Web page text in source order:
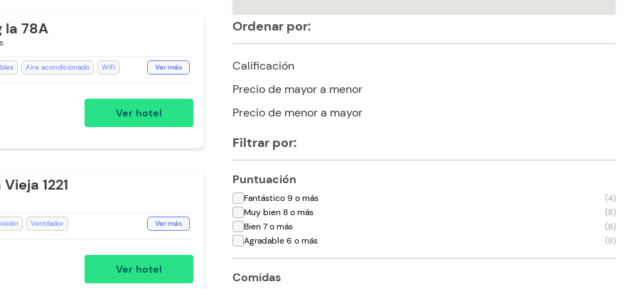
la 78A
Aire acondicionado
WiFi
Ver más
Ver hotel
1221
Ventilador
Ver más
Ver hotel
Ordenar por:
Calificación
Precio de mayor a menor
Precio de menor a mayor
Filtrar por:
Puntuación
Fantástico 9 o más (4)
Muy bien 8 o más
(8)
Bien 7 o más
(8)
Agradable 6 o más
(8)
Comidas